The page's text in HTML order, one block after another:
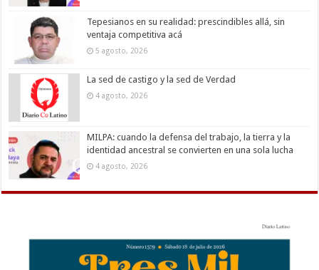
Tepesianos en su realidad: prescindibles allá, sin
ventaja competitiva acá
5 agosto, 2026
La sed de castigo y la sed de Verdad
4 agosto, 2026
MILPA: cuando la defensa del trabajo, la tierra y la
identidad ancestral se convierten en una sola lucha
4 agosto, 2026